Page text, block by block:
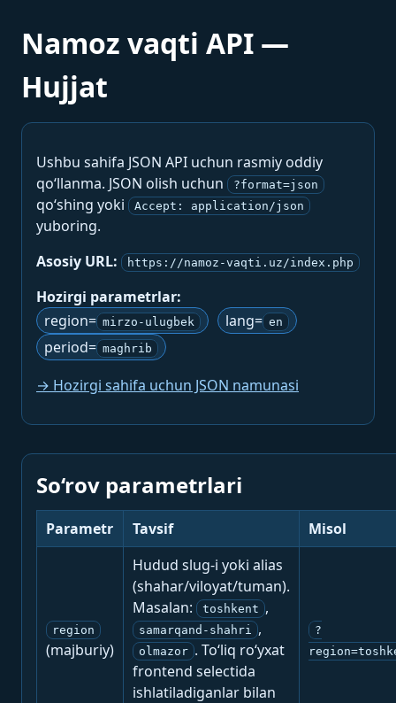
Namoz vaqti API —
Hujjat
Ushbu sahifa JSON API uchun rasmiy oddiy
qo‘llanma. JSON olish uchun
?format=json
qo‘shing yoki Accept: application/json
yuboring.
Asosiy URL:
https://namoz-vaqti.uz/index.php
Hozirgi parametrlar:
region= mirzo-ulugbek lang= en
period= maghrib
→ Hozirgi sahifa uchun JSON namunasi
So‘rov parametrlari
Parametr Tavsif Misol
region
(majburiy)
Hudud slug-i yoki alias
(shahar/viloyat/tuman).
Masalan:
toshkent ,
samarqand-shahri ,
olmazor . To‘liq ro‘yxat
frontend selectida
ishlatiladiganlar bilan
?